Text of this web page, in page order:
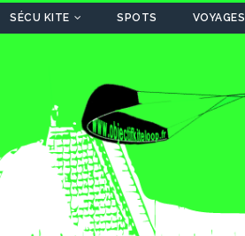
SÉCU KITE SPOTS VOYAGES